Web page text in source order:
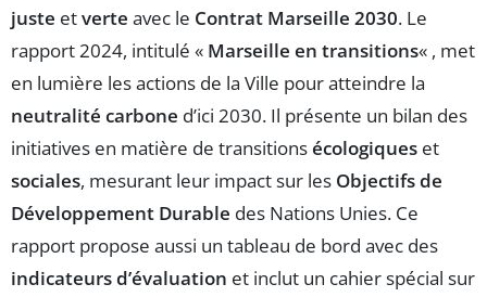
juste etverte avec le Contrat Marseille 2030. Le
rapport 2024, intitulé « Marseille en transitions« , met
en lumière les actions de la Ville pour atteindre la
neutralité carbone d’ici 2030. Il présente un bilan des
initiatives en matière de transitionsécologiques et
sociales, mesurant leur impact sur les Objectifs de
Développement Durable des Nations Unies. Ce
rapport propose aussi un tableau de bord avec des
indicateurs d’évaluation et inclut un cahier spécial sur